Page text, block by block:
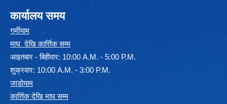
कार्यालय समय
गर्मीयाम
माघ देखि कार्त्तिक सम्म
आइतबार - बिहीवार: 10:00 A.M. - 5:00 P.M.
शुक्रवार: 10:00 A.M. - 3:00 P.M.
जाडोयाम
कार्त्तिक देखि माघ सम्म